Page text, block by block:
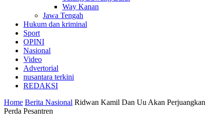
Way Kanan
Jawa Tengah
Hukum dan kriminal
Sport
OPINI
Nasional
Video
Advertorial
nusantara terkini
REDAKSI
Home Berita Nasional Ridwan Kamil Dan Uu Akan Perjuangkan
Perda Pesantren